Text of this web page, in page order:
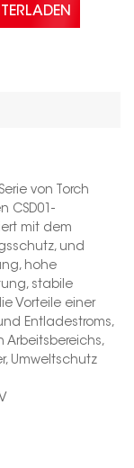
von Torch
CSD01-
mit dem
und
hohe
stabile
Vorteile einer
Entladestroms,
Arbeitsbereichs,
Umweltschutz